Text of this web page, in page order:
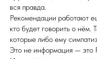
вся правда.
Рекомендации работают
кто будет говорить о нём.
которые либо ему
Это не информация — это